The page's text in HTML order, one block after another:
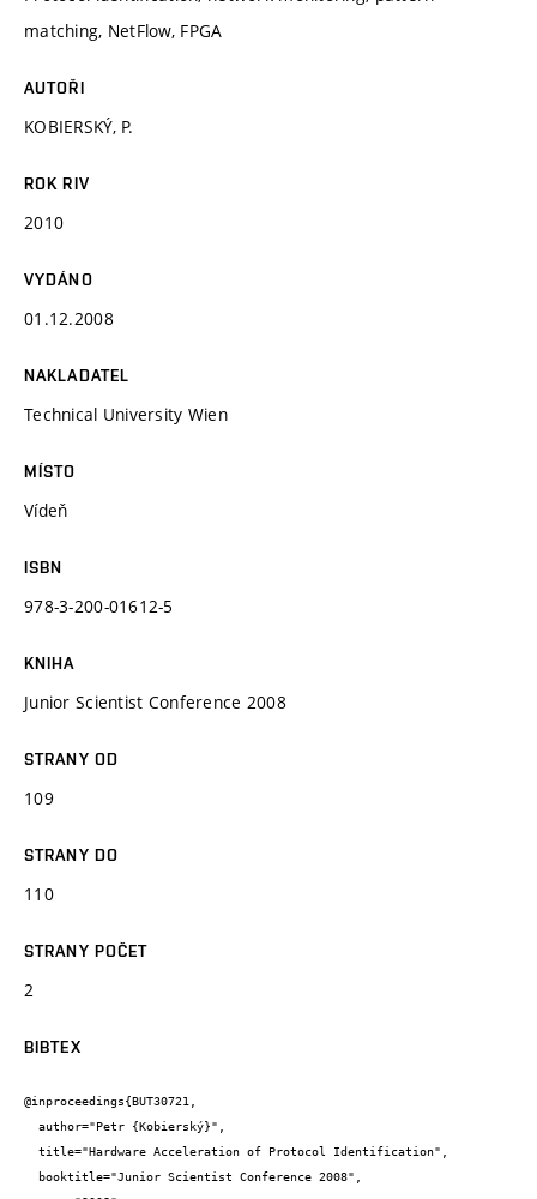
matching, NetFlow, FPGA
AUTOŘI
KOBIERSKÝ, P.
ROK RIV
2010
VYDÁNO
01.12.2008
NAKLADATEL
Technical University Wien
MÍSTO
Vídeň
ISBN
978-3-200-01612-5
KNIHA
Junior Scientist Conference 2008
STRANY OD
109
STRANY DO
110
STRANY POČET
2
BIBTEX
@inproceedings{BUT30721,